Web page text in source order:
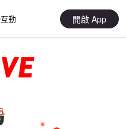
動 開啟 App